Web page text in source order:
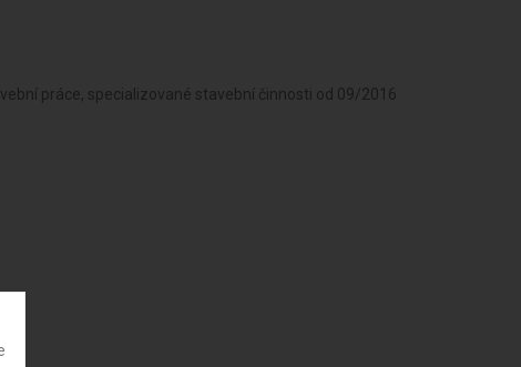
práce, specializované stavební činnosti od 09/2016